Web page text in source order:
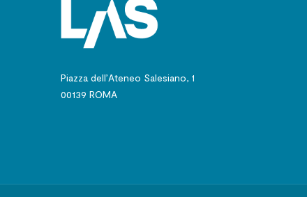
Piazza dell’Ateneo Salesiano, 1
00139 ROMA